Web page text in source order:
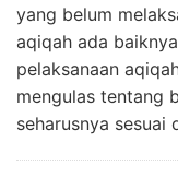
yang belum
aqiqah ada
pelaksanaan
mengulas tentang
seharusnya sesuai